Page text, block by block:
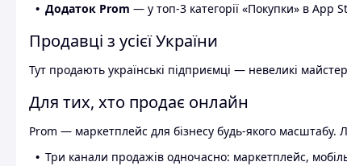
Додаток Prom — у топ-3 категорії «Покупки» в App
Продавці з усієї України
Тут продають українські підприємці — невеликі
Для тих, хто продає онлайн
Prom — маркетплейс для бізнесу будь-якого масштабу.
Три канали продажів одночасно: маркетплейс,